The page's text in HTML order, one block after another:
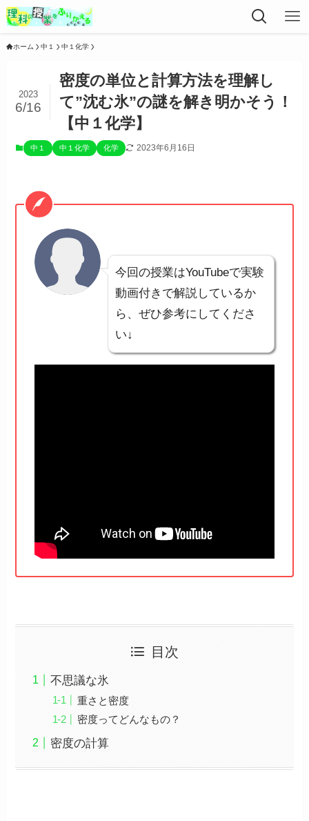
ホーム 中１ 中１化学
密度の単位と計算方法を理解し
て”沈む氷”の謎を解き明かそう！
【中１化学】
2023
6/16
中１ 中１化学 化学 2023年6月16日
今回の授業はYouTubeで実験
動画付きで解説しているか
ら、ぜひ参考にしてくださ
い↓
目次
不思議な氷
重さと密度
密度ってどんなもの？
密度の計算